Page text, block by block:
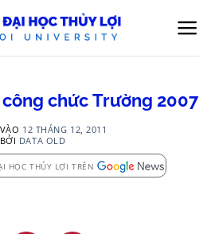
chức Trường 2007
12 THÁNG 12, 2011
BỞI DATA OLD
HỌC THỦY LỢI TRÊN